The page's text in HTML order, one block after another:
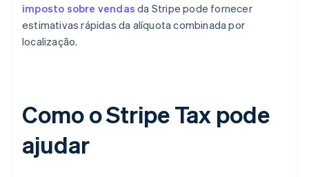
imposto sobre vendas da Stripe pode fornecer
estimativas rápidas da alíquota combinada por
localização.
Como o Stripe Tax pode
ajudar